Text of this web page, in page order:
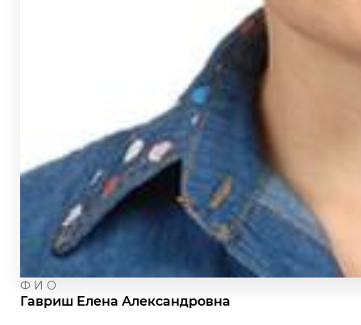
Ф И О
Гавриш Елена Александровна